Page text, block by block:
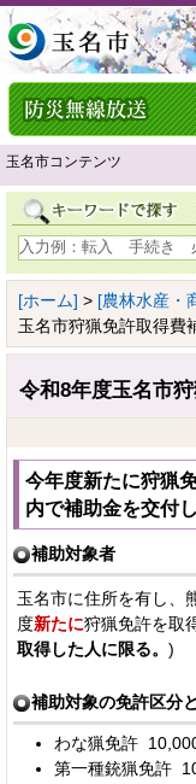
玉名市コンテンツ
[ホーム] > [農林水産・
玉名市狩猟免許取得費
令和8年度玉名市
今年度新たに狩猟
内で補助金を交付
補助対象者
玉名市に住所を有し、
度新たに狩猟免許を取
取得した人に限る。 )
補助対象の免許区分
わな猟免許
第一種銃猟免許